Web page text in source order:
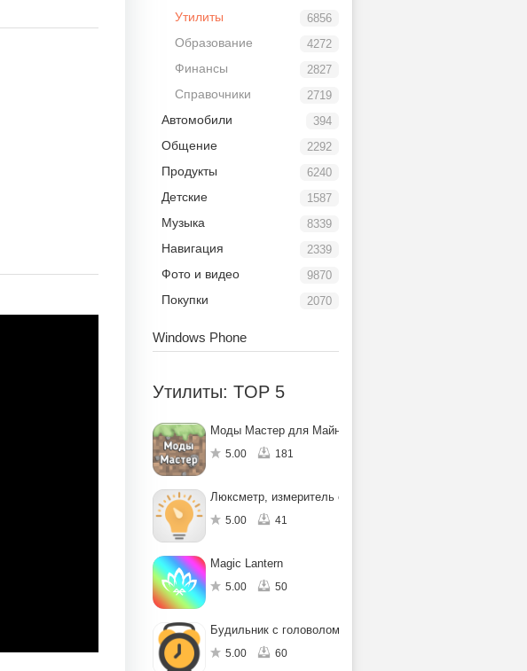
6856
Утилиты
4272
Образование
2827
Финансы
2719
Справочники
394
Автомобили
2292
Общение
6240
Продукты
1587
Детские
8339
Музыка
2339
Навигация
9870
Фото и видео
2070
Покупки
Windows Phone
Утилиты: TOP 5
Моды Мастер для Майнкрафт ПЕ
5.00 181
Люксметр, измеритель освещенности
5.00 41
Magic Lantern
5.00 50
Будильник с головоломкой
5.00 60